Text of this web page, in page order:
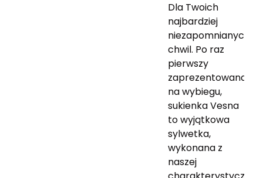
Dla Twoich
najbardziej
niezapomnianych
chwil. Po raz
pierwszy
zaprezentowana
na wybiegu,
sukienka Vesna
to wyjątkowa
sylwetka,
wykonana z
naszej